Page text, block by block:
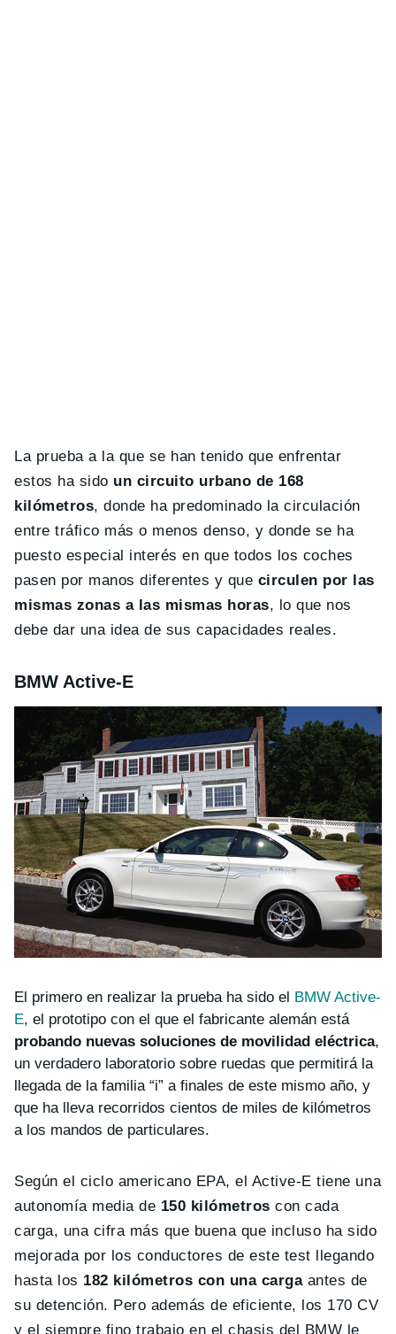
La prueba a la que se han tenido que enfrentar
estos ha sido un circuito urbano de 168
kilómetros, donde ha predominado la circulación
entre tráfico más o menos denso, y donde se ha
puesto especial interés en que todos los coches
pasen por manos diferentes y que circulen por las
mismas zonas a las mismas horas, lo que nos
debe dar una idea de sus capacidades reales.
BMW Active-E
El primero en realizar la prueba ha sido el BMW Active-
E, el prototipo con el que el fabricante alemán está
probando nuevas soluciones de movilidad eléctrica,
un verdadero laboratorio sobre ruedas que permitirá la
llegada de la familia “i” a finales de este mismo año, y
que ha lleva recorridos cientos de miles de kilómetros
a los mandos de particulares.
Según el ciclo americano EPA, el Active-E tiene una
autonomía media de 150 kilómetros con cada
carga, una cifra más que buena que incluso ha sido
mejorada por los conductores de este test llegando
hasta los 182 kilómetros con una cargaantes de
su detención. Pero además de eficiente, los 170 CV
y el siempre fino trabajo en el chasis del BMW le